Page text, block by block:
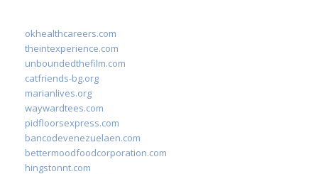
okhealthcareers.com
theintexperience.com
unboundedthefilm.com
catfriends-bg.org
marianlives.org
waywardtees.com
pidfloorsexpress.com
bancodevenezuelaen.com
bettermoodfoodcorporation.com
hingstonnt.com